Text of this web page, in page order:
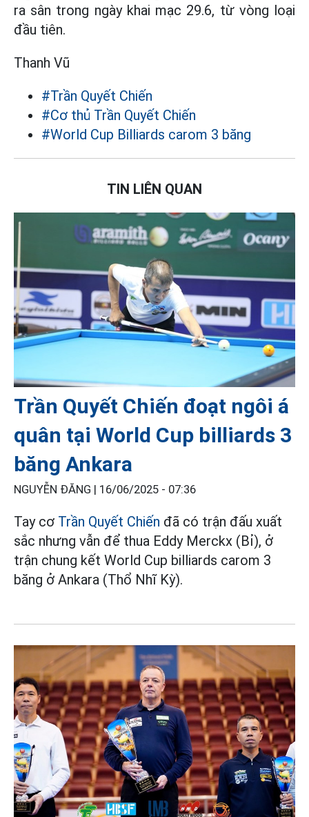
ra sân trong ngày khai mạc 29.6, từ vòng loại
đầu tiên.
Thanh Vũ
#Trần Quyết Chiến
#Cơ thủ Trần Quyết Chiến
#World Cup Billiards carom 3 băng
TIN LIÊN QUAN
Trần Quyết Chiến đoạt ngôi á
quân tại World Cup billiards 3
băng Ankara
NGUYỄN ĐĂNG | 16/06/2025 - 07:36
Tay cơ Trần Quyết Chiến đã có trận đấu xuất
sắc nhưng vẫn để thua Eddy Merckx (Bỉ), ở
trận chung kết World Cup billiards carom 3
băng ở Ankara (Thổ Nhĩ Kỳ).